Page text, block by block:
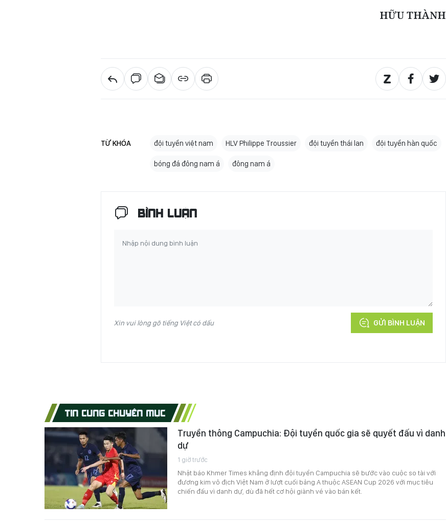
HỮU THÀNH
TỪ KHÓA đội tuyển việt nam HLV Philippe Troussier đội tuyển thái lan đội tuyển hàn quốc
bóng đá đông nam á đông nam á
BÌNH LUẬN
Xin vui lòng gõ tiếng Việt có dấu GỬI BÌNH LUẬN
TIN CÙNG CHUYÊN MỤC
Truyền thông Campuchia: Đội tuyển quốc gia sẽ quyết đấu vì danh
dự
1 giờ trước
Nhật báo Khmer Times khẳng định đội tuyển Campuchia sẽ bước vào cuộc so tài với
đương kim vô địch Việt Nam ở lượt cuối bảng A thuộc ASEAN Cup 2026 với mục tiêu
chiến đấu vì danh dự, dù đã hết cơ hội giành vé vào bán kết.